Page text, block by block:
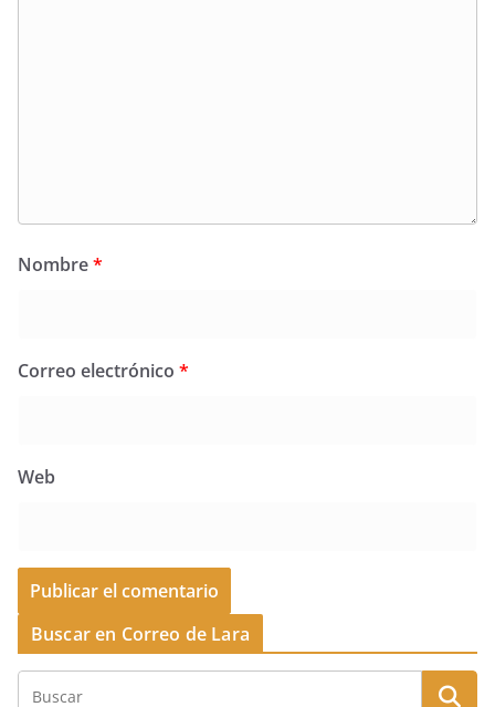
Nombre*
Correo electrónico *
Web
Buscar en Correo de Lara